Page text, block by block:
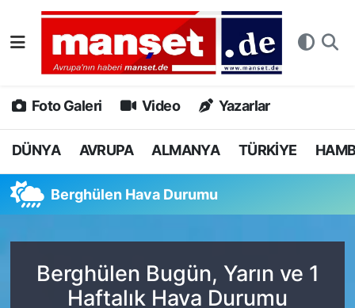
Foto Galeri Video Yazarlar
DÜNYA AVRUPA ALMANYA TÜRKİYE
Berghülen Hava Durumu
Berghülen Bugün, Yarın ve 1
Haftalık Hava Durumu
DÜNYA
AVRUPA
ALMANYA
SPOR
DEUTSCH
Nöbetçi Eczaneler
Hava Durumu
Namaz Vakitleri
Tüm Manşetler
Son Dakika Haberleri